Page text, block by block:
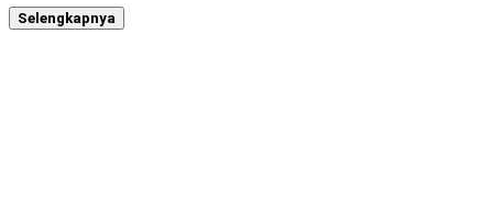
Selengkapnya